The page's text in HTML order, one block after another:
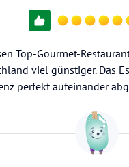
Top-Gourmet-
viel günstiger. Das
perfekt aufeinander